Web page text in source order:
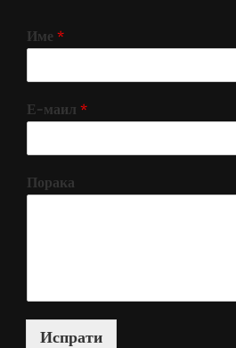
Име *
Е-маил *
Порака
Испрати